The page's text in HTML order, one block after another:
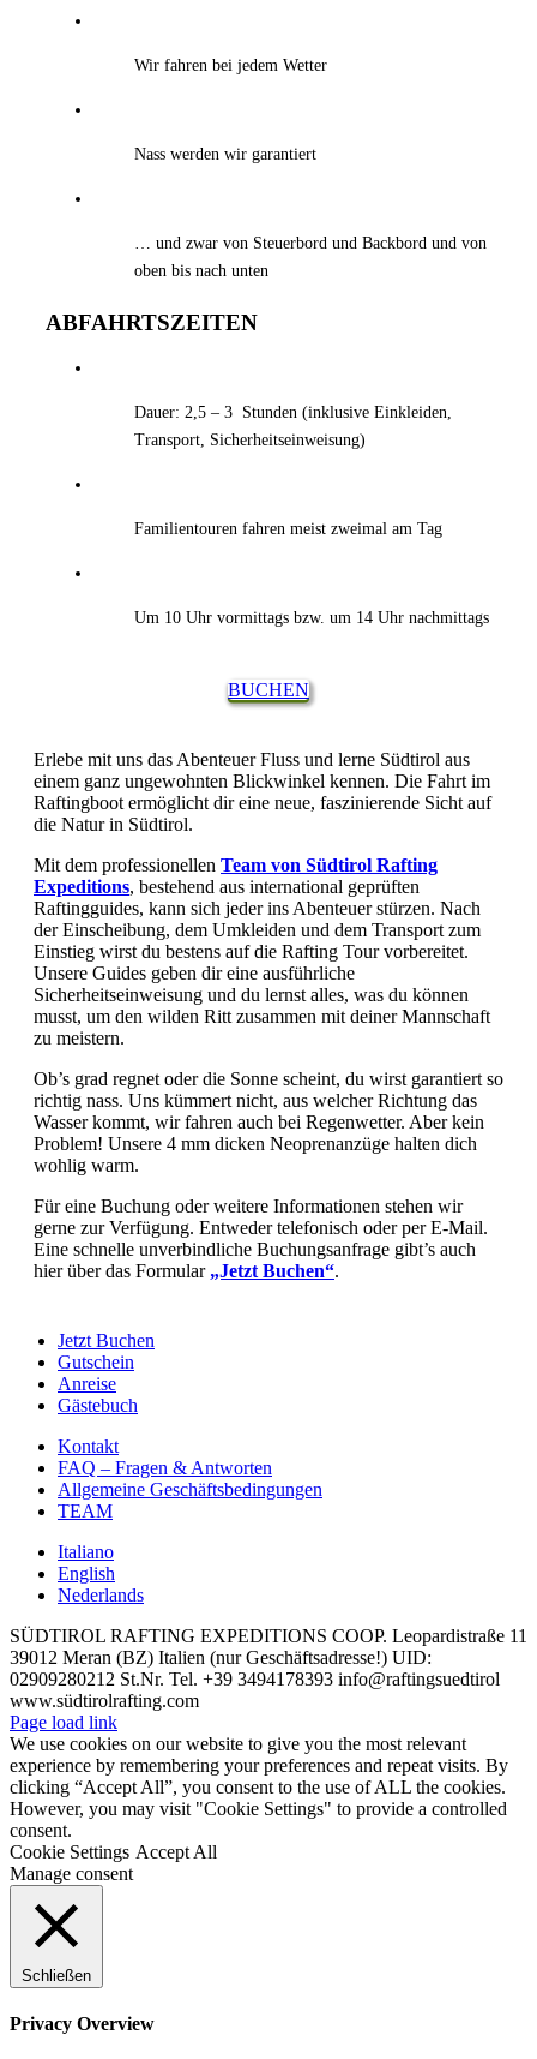
Wir fahren bei jedem Wetter
Nass werden wir garantiert
… und zwar von Steuerbord und Backbord und von
oben bis nach unten
ABFAHRTSZEITEN
Dauer: 2,5 – 3 Stunden (inklusive Einkleiden,
Transport, Sicherheitseinweisung)
Familientouren fahren meist zweimal am Tag
Um 10 Uhr vormittags bzw. um 14 Uhr nachmittags
BUCHEN
Erlebe mit uns das Abenteuer Fluss und lerne Südtirol aus
einem ganz ungewohnten Blickwinkel kennen. Die Fahrt im
Raftingboot ermöglicht dir eine neue, faszinierende Sicht auf
die Natur in Südtirol.
Mit dem professionellen Team von Südtirol Rafting
Expeditions, bestehend aus international geprüften
Raftingguides, kann sich jeder ins Abenteuer stürzen. Nach
der Einscheibung, dem Umkleiden und dem Transport zum
Einstieg wirst du bestens auf die Rafting Tour vorbereitet.
Unsere Guides geben dir eine ausführliche
Sicherheitseinweisung und du lernst alles, was du können
musst, um den wilden Ritt zusammen mit deiner Mannschaft
zu meistern.
Ob’s grad regnet oder die Sonne scheint, du wirst garantiert so
richtig nass. Uns kümmert nicht, aus welcher Richtung das
Wasser kommt, wir fahren auch bei Regenwetter. Aber kein
Problem! Unsere 4 mm dicken Neoprenanzüge halten dich
wohlig warm.
Für eine Buchung oder weitere Informationen stehen wir
gerne zur Verfügung. Entweder telefonisch oder per E-Mail.
Eine schnelle unverbindliche Buchungsanfrage gibt’s auch
hier über das Formular „Jetzt Buchen“.
Jetzt Buchen
Gutschein
Anreise
Gästebuch
Kontakt
FAQ – Fragen & Antworten
Allgemeine Geschäftsbedingungen
TEAM
Italiano
English
Nederlands
SÜDTIROL RAFTING EXPEDITIONS COOP. Leopardistraße 11
39012 Meran (BZ) Italien (nur Geschäftsadresse!) UID:
02909280212 St.Nr. Tel. +39 3494178393 info@raftingsuedtirol
www.südtirolrafting.com
Page load link
We use cookies on our website to give you the most relevant
experience by remembering your preferences and repeat visits. By
clicking “Accept All”, you consent to the use of ALL the cookies.
However, you may visit "Cookie Settings" to provide a controlled
consent.
Cookie Settings Accept All
Manage consent
Schließen
Privacy Overview